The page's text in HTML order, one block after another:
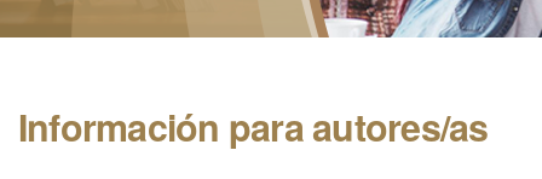
Información para autores/as